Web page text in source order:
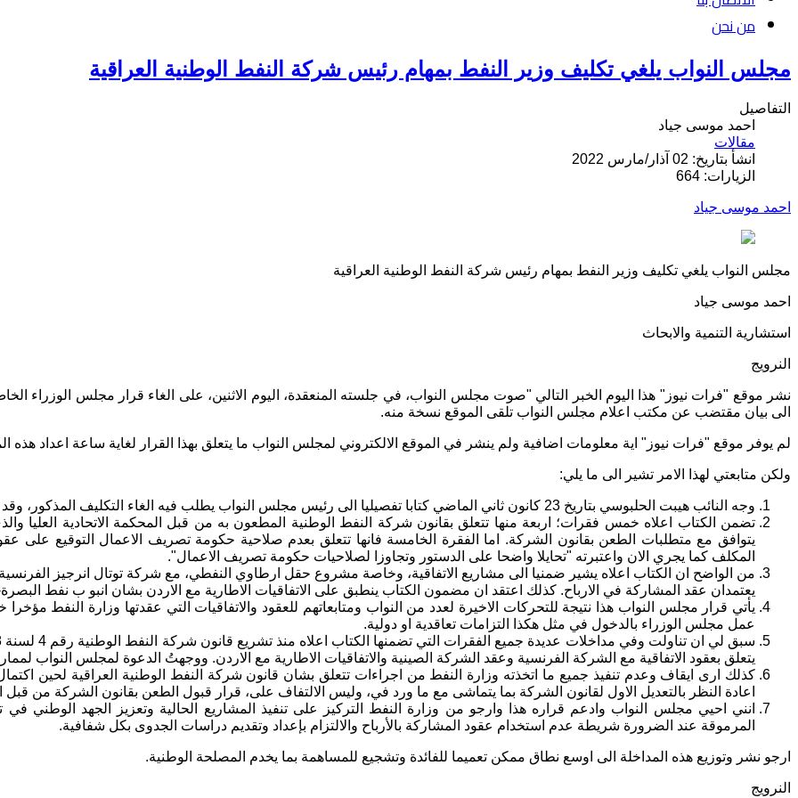
من نحن
مجلس النواب يلغي تكليف وزير النفط بمهام رئيس شركة النفط الوطنية العراقية
التفاصيل
احمد موسى جياد
مقالات
انشأ بتاريخ: 02 آذار/مارس 2022
الزيارات: 664
احمد موسى جياد
مجلس النواب يلغي تكليف وزير النفط بمهام رئيس شركة النفط الوطنية العراقية
احمد موسى جياد
استشارية التنمية والابحاث
النرويج
نشر موقع "فرات نيوز" هذا اليوم الخبر التالي "صوت مجلس النواب، في جلسته المنعقدة، اليوم الاثنين، على الغاء قرار مجلس الوزراء
الى بيان مقتضب عن مكتب اعلام مجلس النواب تلقى الموقع نسخة منه.
لم يوفر موقع "فرات نيوز" اية معلومات اضافية ولم ينشر في الموقع الالكتروني لمجلس النواب ما يتعلق بهذا القرار لغاية ساعة اعداد هذه
ولكن متابعتي لهذا الامر تشير الى ما يلي:
وجه النائب هيبت الحلبوسي بتاريخ 23 كانون ثاني الماضي كتابا تفصيليا الى رئيس مجلس النواب يطلب فيه الغاء التكليف المذكور، وقد وقع الكتاب 180 نائبا.
تضمن الكتاب اعلاه خمس فقرات؛ اربعة منها تتعلق بقانون شركة النفط الوطنية المطعون به من قبل المحكمة الاتحادية العليا والذي
يتوافق مع متطلبات الطعن بقانون الشركة. اما الفقرة الخامسة فانها تتعلق بعدم صلاحية حكومة تصريف الاعمال التوقيع على
المكلف كما يجري الان واعتبرته "تحايلا واضحا على الدستور وتجاوزا لصلاحيات حكومة تصريف الاعمال".
من الواضح ان الكتاب اعلاه يشير ضمنيا الى مشاريع الاتفاقية، وخاصة مشروع حقل ارطاوي النفطي، مع شركة توتال انرجيز
يعتمدان عقد المشاركة في الارباح. كذلك اعتقد ان مضمون الكتاب ينطبق على الاتفاقيات الاطارية مع الاردن بشان انبو ب نفط
يأتي قرار مجلس النواب هذا نتيجة للتحركات الاخيرة لعدد من النواب ومتابعاتهم للعقود والاتفاقيات التي عقدتها وزارة
عمل مجلس الوزراء بالدخول في مثل هكذا التزامات تعاقدية او دولية.
يتعلق بعقود الاتفاقية مع الشركة الفرنسية وعقد الشركة الصينية والاتفاقيات الاطارية مع الاردن. ووجهتُ الدعوة لمجلس النواب
كذلك ارى ايقاف وعدم تنفيذ جميع ما اتخذته وزارة النفط من اجراءات تتعلق بشان قانون شركة النفط الوطنية العراقية لحين
اعادة النظر بالتعديل الاول لقانون الشركة بما يتماشى مع ما ورد في، وليس الالتفاف على، قرار قبول الطعن بقانون الشركة من قبل
انني احيي مجلس النواب وادعم قراره هذا وارجو من وزارة النفط التركيز على تنفيذ المشاريع الحالية وتعزيز الجهد الوطني في
المرموقة عند الضرورة شريطة عدم استخدام عقود المشاركة بالأرباح والالتزام بإعداد وتقديم دراسات الجدوى بكل شفافية.
ارجو نشر وتوزيع هذه المداخلة الى اوسع نطاق ممكن تعميما للفائدة وتشجيع للمساهمة بما يخدم المصلحة الوطنية.
النرويج